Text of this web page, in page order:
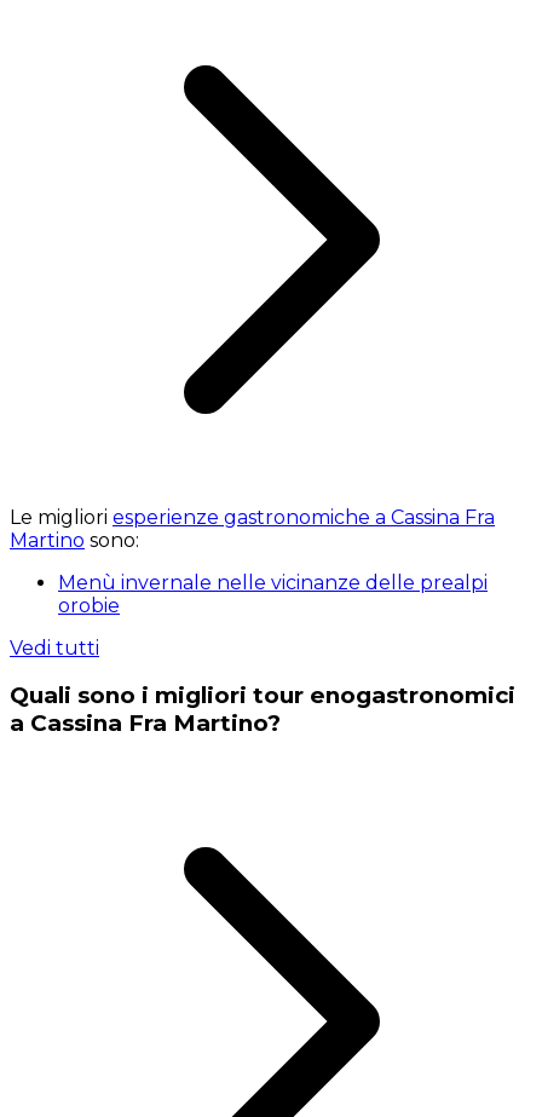
Le migliori esperienze gastronomiche a Cassina Fra
Martino sono:
Menù invernale nelle vicinanze delle prealpi
orobie
Vedi tutti
Quali sono i migliori tour enogastronomici
a Cassina Fra Martino?